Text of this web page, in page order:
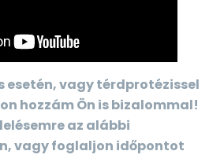
esetén, vagy térdprotézissel
hozzám Ön is bizalommal!
az alábbi
vagy foglaljon időpontot